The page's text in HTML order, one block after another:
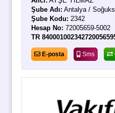
Şube Adı: Antalya /
Şube Kodu: 2342
Hesap No: 72005659-5002
TR
E-posta Sms